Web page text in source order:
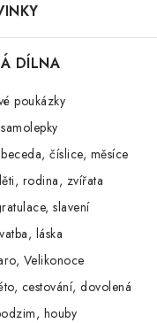
DÍLNA
poukázky
číslice, měsíce
rodina, zvířata
slavení
láska
Velikonoce
cestování, dovolená
houby